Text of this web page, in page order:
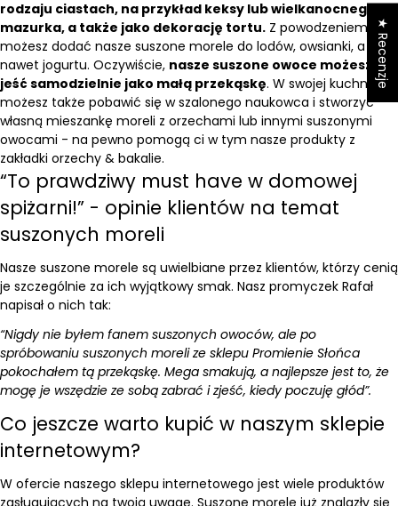
rodzaju ciastach, na przykład keksy lub wielkanocnego
mazurka, a także jako dekorację tortu. Z powodzeniem
możesz dodać nasze suszone morele do lodów, owsianki, a
nawet jogurtu. Oczywiście, nasze suszone owoce możesz
jeść samodzielnie jako małą przekąskę. W swojej kuchni
możesz także pobawić się w szalonego naukowca i stworzyć
własną mieszankę moreli z orzechami lub innymi suszonymi
owocami - na pewno pomogą ci w tym nasze produkty z
zakładki orzechy & bakalie.
“To prawdziwy must have w domowej
spiżarni!” - opinie klientów na temat
suszonych moreli
Nasze suszone morele są uwielbiane przez klientów, którzy cenią
je szczególnie za ich wyjątkowy smak. Nasz promyczek Rafał
napisał o nich tak:
“Nigdy nie byłem fanem suszonych owoców, ale po
spróbowaniu suszonych moreli ze sklepu Promienie Słońca
pokochałem tą przekąskę. Mega smakują, a najlepsze jest to, że
mogę je wszędzie ze sobą zabrać i zjeść, kiedy poczuję głód”.
Co jeszcze warto kupić w naszym sklepie
internetowym?
W ofercie naszego sklepu internetowego jest wiele produktów
★ Recenzje